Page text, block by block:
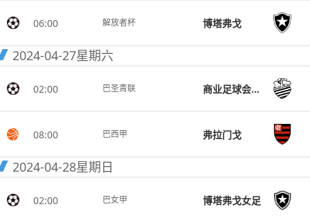
06:00 解放者杯 博塔弗戈
2024-04-27星期六
02:00 巴圣青联 商业足球会青年队
08:00 巴西甲 弗拉门戈
2024-04-28星期日
02:00 巴女甲 博塔弗戈女足